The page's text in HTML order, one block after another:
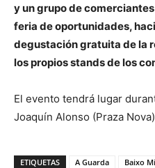
y un grupo de
feria de oportunidades,
degustación gratuita de la
los propios stands de los
El evento tendrá lugar
Joaquín Alonso (Praza
ETIQUETAS A Guarda Baixo